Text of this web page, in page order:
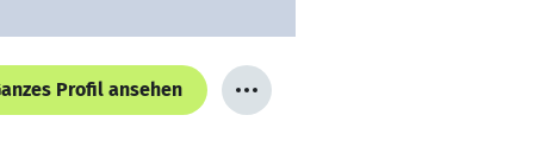
Profil ansehen